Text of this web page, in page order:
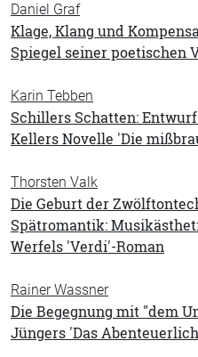
Daniel Graf
Klage, Klang und
Spiegel seiner poetischen
Karin Tebben
Schillers Schatten:
Kellers Novelle 'Die
Thorsten Valk
Die Geburt der
Spätromantik:
Werfels 'Verdi'-Roman
Rainer Wassner
Die Begegnung mit "dem
Jüngers 'Das